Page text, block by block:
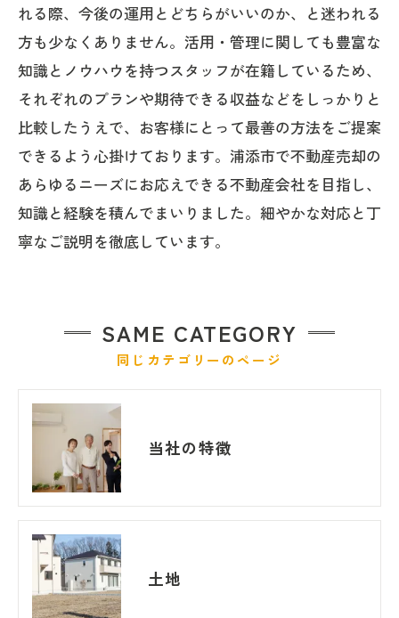
れる際、今後の運用とどちらがいいのか、と迷われる
方も少なくありません。活用・管理に関しても豊富な
知識とノウハウを持つスタッフが在籍しているため、
それぞれのプランや期待できる収益などをしっかりと
比較したうえで、お客様にとって最善の方法をご提案
できるよう心掛けております。浦添市で不動産売却の
あらゆるニーズにお応えできる不動産会社を目指し、
知識と経験を積んでまいりました。細やかな対応と丁
寧なご説明を徹底しています。
同じカテゴリーのページ
SAME CATEGORY
当社の特徴
土地